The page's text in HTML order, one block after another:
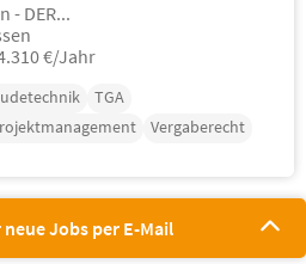
- DER...
€/Jahr
TGA
Vergaberecht
Jobs per E-Mail